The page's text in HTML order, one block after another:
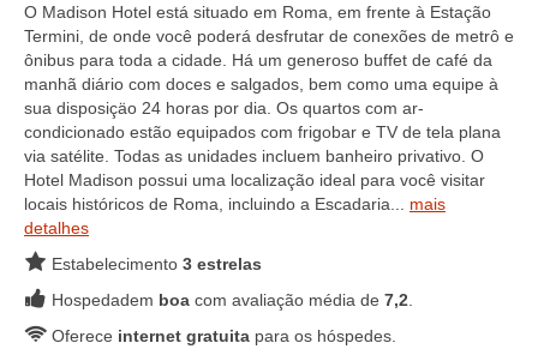
O Madison Hotel está situado em Roma, em frente à Estação
Termini, de onde você poderá desfrutar de conexões de metrô e
ônibus para toda a cidade. Há um generoso buffet de café da
manhã diário com doces e salgados, bem como uma equipe à
sua disposiçäo 24 horas por dia. Os quartos com ar-
condicionado estão equipados com frigobar e TV de tela plana
via satélite. Todas as unidades incluem banheiro privativo. O
Hotel Madison possui uma localização ideal para você visitar
locais históricos de Roma, incluindo a Escadaria... mais
detalhes
Estabelecimento 3 estrelas
Hospedadem boa com avaliação média de 7,2
Oferece internet gratuita para os hóspedes.